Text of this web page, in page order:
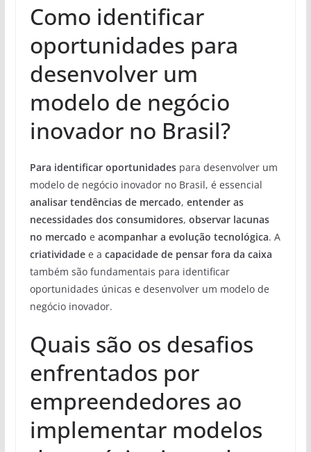
Como identificar
oportunidades para
desenvolver um
modelo de negócio
inovador no Brasil?
Para identificar oportunidadespara desenvolver um
modelo de negócio inovador no Brasil, é essencial
analisar tendências de mercado, entender as
necessidades dos consumidores, observar lacunas
no mercado e acompanhar a evolução tecnológica. A
criatividadee a capacidade de pensar fora da caixa
também são fundamentais para identificar
oportunidades únicas e desenvolver um modelo de
negócio inovador.
Quais são os desafios
enfrentados por
empreendedores ao
implementar modelos